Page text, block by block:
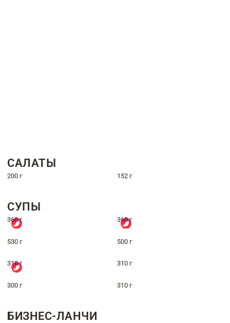
САЛАТЫ
200 г 152 г
СУПЫ
360 г 360 г
530 г 500 г
310 г 310 г
300 г 310 г
БИЗНЕС-ЛАНЧИ